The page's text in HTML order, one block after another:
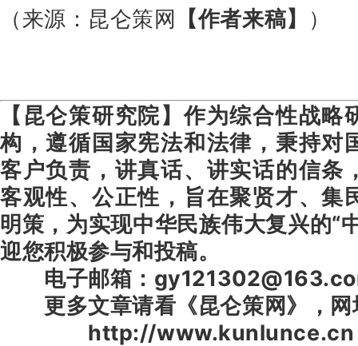
（来源：昆仑策网 【作者来稿】 ）
【昆仑策研究院】作为综合性战略
构，遵循国家宪法和法律，秉持对
客户负责，讲真话、讲实话的信条
客观性、公正性，旨在聚贤才、集
明策，为实现中华民族伟大复兴的“
迎您积极参与和投稿。
电子邮箱：
更多文章请看《昆仑策网》，网
http://www.kunlunce.cn